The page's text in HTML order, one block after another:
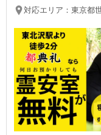
対応エリア： 東京都